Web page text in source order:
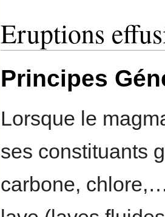
Eruptions
Principes
Lorsque le
ses constituants
carbone,